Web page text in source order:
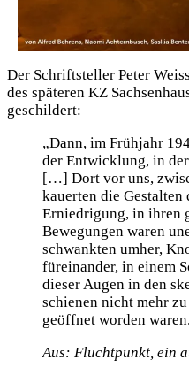
Der Schriftsteller Peter
des späteren KZ
geschildert:
„Dann, im Frühjahr
der Entwicklung, in
[…] Dort vor uns,
kauerten die Gestalten
Erniedrigung, in ihren
Bewegungen waren
schwankten umher,
füreinander, in einem
dieser Augen in den
schienen nicht mehr
geöffnet worden
Aus: Fluchtpunkt, ein